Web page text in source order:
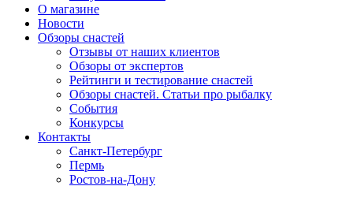
О магазине
Новости
Обзоры снастей
Отзывы от наших клиентов
Обзоры от экспертов
Рейтинги и тестирование снастей
Обзоры снастей. Статьи про рыбалку
События
Конкурсы
Контакты
Санкт-Петербург
Пермь
Ростов-на-Дону